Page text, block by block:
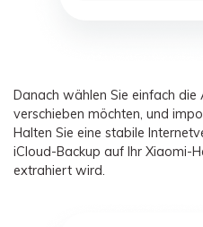
Danach wählen Sie einfach die
verschieben möchten, und
Halten Sie eine stabile
iCloud-Backup auf Ihr Xiaomi-
extrahiert wird.